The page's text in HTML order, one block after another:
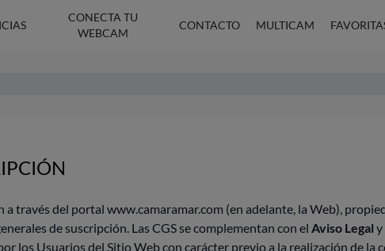
CONECTA TU
WEBCAM
CONTACTO MULTICAM
a través del portal www.camaramar.com (en adelante, la Web),
de suscripción. Las CGS se complementan con el Aviso Legal y
los Usuarios del Sitio Web con carácter previo a la realización de la